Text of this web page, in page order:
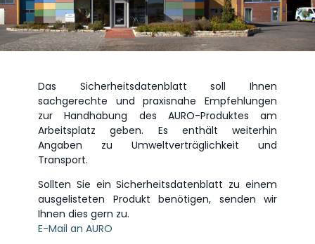
Das Sicherheitsdatenblatt soll Ihnen
sachgerechte und praxisnahe Empfehlungen
zur Handhabung des AURO-Produktes am
Arbeitsplatz geben. Es enthält weiterhin
Angaben zu Umweltverträglichkeit und
Transport.
Sollten Sie ein Sicherheitsdatenblatt zu einem
ausgelisteten Produkt benötigen, senden wir
Ihnen dies gern zu.
E-Mail an AURO